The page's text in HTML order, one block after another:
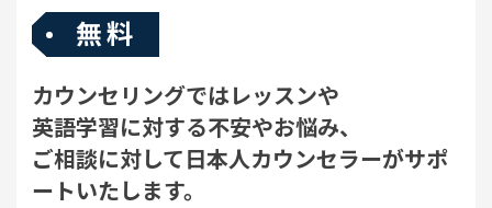
無料
カウンセリングではレッスンや
英語学習に対する不安やお悩み、
ご相談に対して日本人カウンセラーがサポ
ートいたします。